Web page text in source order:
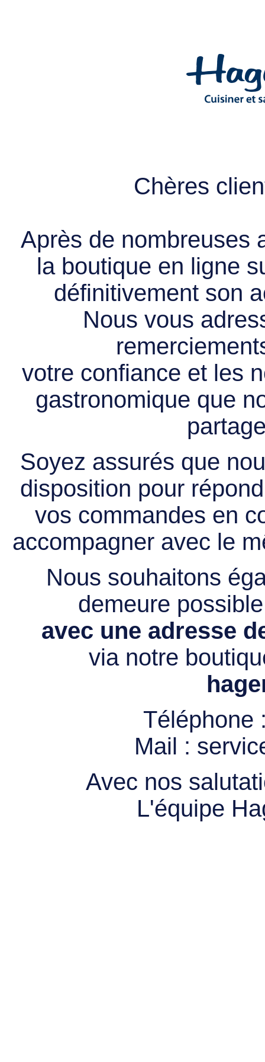
Chères
Après de nombreuses
la boutique en ligne
définitivement son
Nous vous
votre confiance et les
gastronomique que
Soyez assurés que
disposition pour
vos commandes en
accompagner avec le
Nous souhaitons
demeure
avec une adresse
via notre
Téléphone
Mail :
Avec nos
L'équipe